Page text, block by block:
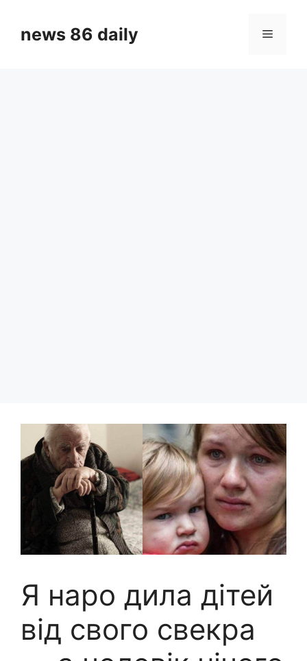
contentnews 86 daily Menu
Я наро дила дітей
від свого свекра